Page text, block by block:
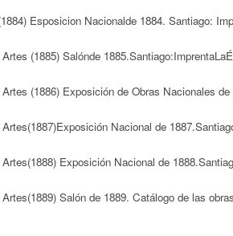
Esposicion Nacionalde 1884. Santiago:
(1885) Salónde
(1886) Exposición de Obras Nacionales
Nacional de
Exposición Nacional de
Salón de 1889. Catálogo de las